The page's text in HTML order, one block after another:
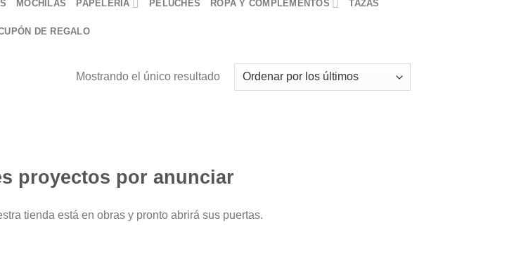
MOCHILAS PAPELERÍA PELUCHES ROPA Y COMPLEMENTOS TAZAS
DE REGALO
Mostrando el único resultado
proyectos por anunciar
tienda está en obras y pronto abrirá sus puertas.